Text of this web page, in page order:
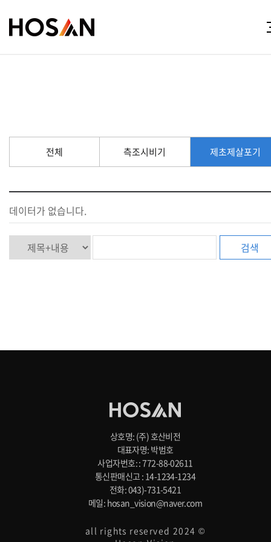
전체 측조시비기 제초제살포기
데이터가 없습니다.
검색
상호명: (주) 호산비전
대표자명: 박범호
사업자번호: : 772-88-02611
통신판매신고 : 14-1234-1234
전화: 043)-731-5421
메일: hosan_vision@naver.com
all rights reserved 2024 ©